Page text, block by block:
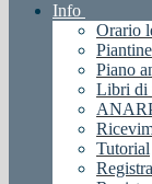
Info
Orario
Piano
Libri di
Tutorial